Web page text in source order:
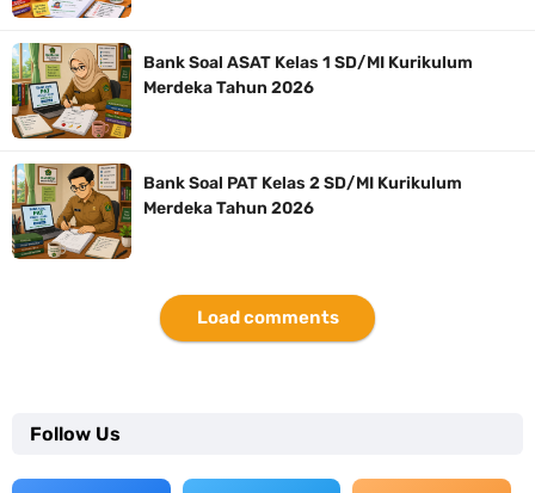
Bank Soal ASAT Kelas 1 SD/MI Kurikulum
Merdeka Tahun 2026
Bank Soal PAT Kelas 2 SD/MI Kurikulum
Merdeka Tahun 2026
Load comments
Follow Us